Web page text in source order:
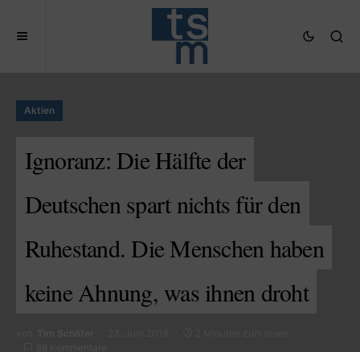
Aktien
Ignoranz: Die Hälfte der
Deutschen spart nichts für den
Ruhestand. Die Menschen haben
keine Ahnung, was ihnen droht